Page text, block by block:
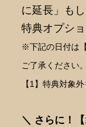
に延長」も
特典オプシ
※下記の日付は
ご了承ください。
【1】特典対象
＼ さらに！